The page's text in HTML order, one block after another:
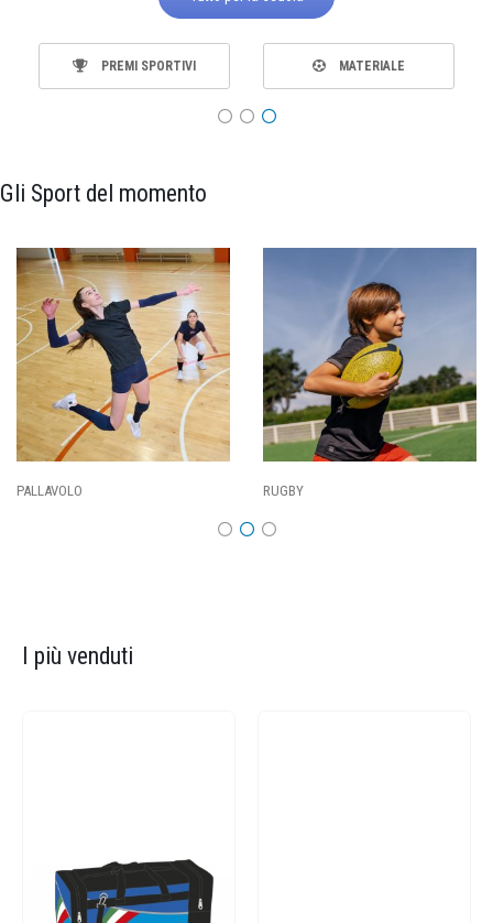
PREMI SPORTIVI MATERIALE
Gli Sport del momento
PALLAVOLO RUGBY
I più venduti